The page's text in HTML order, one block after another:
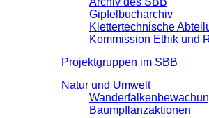
Gipfelbucharchiv
Klettertechnische
Kommission Ethik und
Projektgruppen im SBB
Natur und Umwelt
Baumpflanzaktionen